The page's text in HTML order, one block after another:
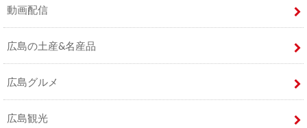
動画配信
広島の土産&名産品
広島グルメ
広島観光